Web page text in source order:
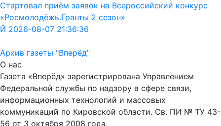
Стартовал приём заявок на Всероссийский конкурс
«Росмолодёжь.Гранты 2 сезон»
Й 2026-08-07 21:36:36
Архив газеты "Вперёд"
О нас
Газета «Вперёд» зарегистрирована Управлением
Федеральной службы по надзору в сфере связи,
информационных технологий и массовых
коммуникаций по Кировской области. Св. ПИ № ТУ 43-
56 от 3 октября 2008 года.